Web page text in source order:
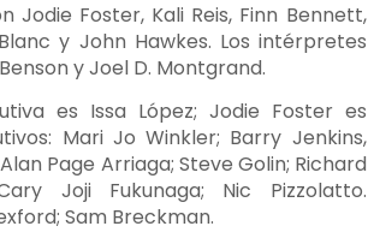
Jodie Foster, Kali Reis, Finn Bennett,
y John Hawkes. Los intérpretes
y Joel D. Montgrand.
es Issa López; Jodie Foster es
Mari Jo Winkler; Barry Jenkins,
Page Arriaga; Steve Golin; Richard
Joji Fukunaga; Nic Pizzolatto.
Sam Breckman.